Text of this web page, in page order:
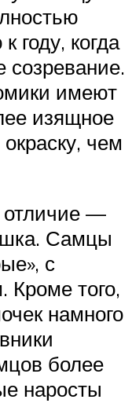
году, когда
созревание.
имеют
изящное
чем
отличие —
Самцы
с
того,
намного
более
наросты